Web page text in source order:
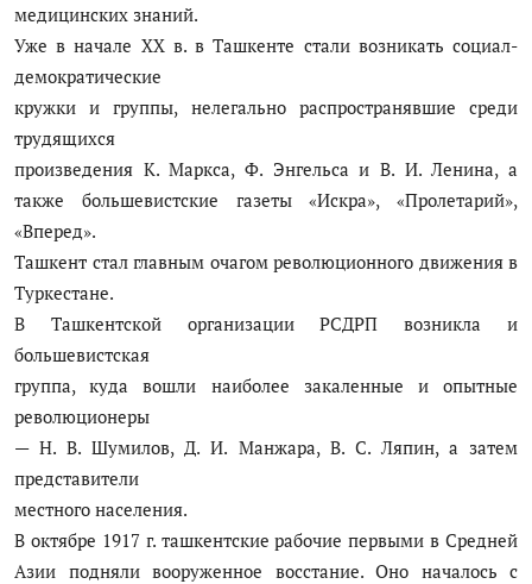
медицинских знаний.
Уже в начале XX в. в Ташкенте стали возникать социал-
демократические
кружки и группы, нелегально распространявшие среди
трудящихся
произведения К. Маркса, Ф. Энгельса и В. И. Ленина, а
также большевистские газеты «Искра», «Пролетарий»,
«Вперед».
Ташкент стал главным очагом революционного движения в
Туркестане.
В Ташкентской организации РСДРП возникла и
большевистская
группа, куда вошли наиболее закаленные и опытные
революционеры
— Н. В. Шумилов, Д. И. Манжара, В. С. Ляпин, а затем
представители
местного населения.
В октябре 1917 г. ташкентские рабочие первыми в Средней
Азии подняли вооруженное восстание. Оно началось с